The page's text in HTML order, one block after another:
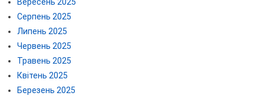
Вересень 2025
Серпень 2025
Липень 2025
Червень 2025
Травень 2025
Квітень 2025
Березень 2025